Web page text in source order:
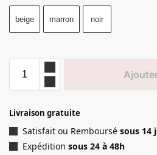
beige marron noir
Livraison gratuite
Satisfait ou Remboursé sous 14
Expédition sous 24 à 48h